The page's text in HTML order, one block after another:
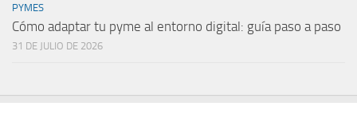
PYMES
Cómo adaptar tu pyme al entorno digital: guía paso a paso
31 DE JULIO DE 2026